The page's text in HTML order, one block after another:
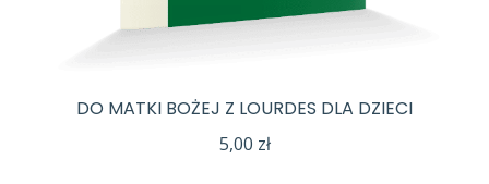
DO MATKI BOŻEJ Z LOURDES DLA DZIECI
5,00 zł